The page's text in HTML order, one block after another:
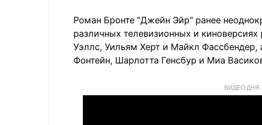
Роман Бронте "Джейн Эйр" ранее
различных телевизионных и
Уэллс, Уильям Херт и Майкл
Фонтейн, Шарлотта Генсбур и Миа
ВИДЕО ДНЯ